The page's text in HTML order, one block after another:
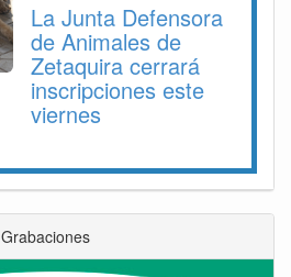
La Junta Defensora
de Animales de
Zetaquira cerrará
inscripciones este
viernes
Grabaciones